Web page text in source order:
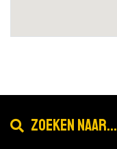
Zoeken naar...